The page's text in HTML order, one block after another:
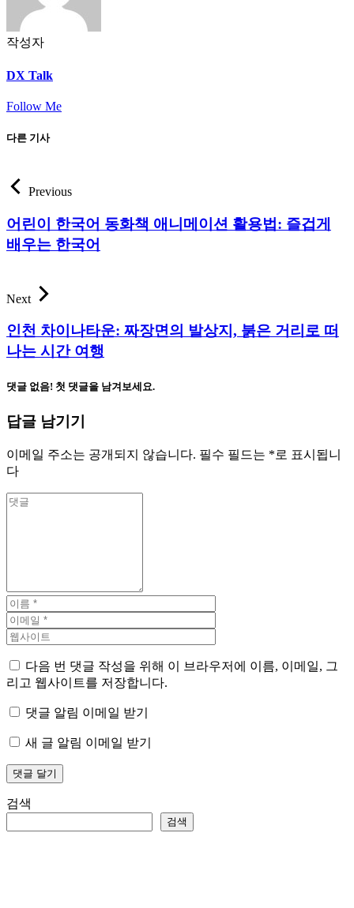
작성자
DX Talk
Follow Me
다른 기사
Previous
어린이 한국어 동화책 애니메이션 활용법: 즐겁게
배우는 한국어
Next
인천 차이나타운: 짜장면의 발상지, 붉은 거리로 떠
나는 시간 여행
댓글 없음! 첫 댓글을 남겨보세요.
답글 남기기
이메일 주소는 공개되지 않습니다. 필수 필드는 *로 표시됩니
다
다음 번 댓글 작성을 위해 이 브라우저에 이름, 이메일, 그
리고 웹사이트를 저장합니다.
댓글 알림 이메일 받기
새 글 알림 이메일 받기
검색
검색